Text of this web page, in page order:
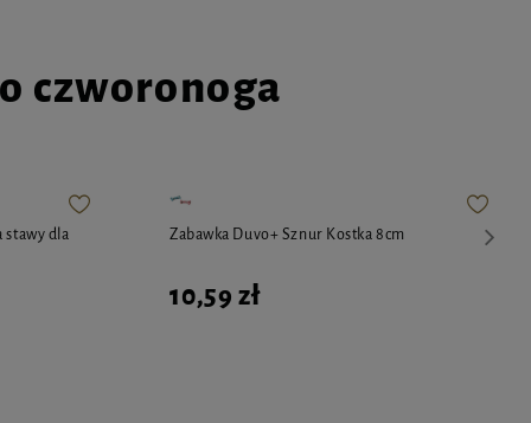
czworonoga
stawy dla
Zabawka Duvo+ Sznur Kostka 8cm
10,59 zł